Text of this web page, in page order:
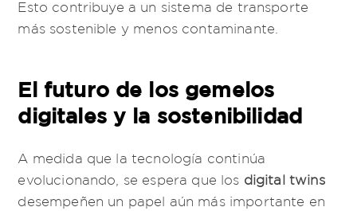
Esto contribuye a un sistema de transporte
más sostenible y menos contaminante.
El futuro de los gemelos
digitales y la sostenibilidad
A medida que la tecnología continúa
evolucionando, se espera que los digital twins
desempeñen un papel aún más importante en